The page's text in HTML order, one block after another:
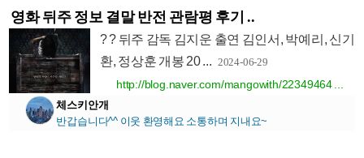
영화 뒤주 정보 결말 반전 관람평 후기 ..
? ? 뒤주 감독 김지운 출연 김인서, 박예리, 신기
환, 정상훈 개봉 20 ... 2024-06-29
http://blog.naver.com/mangowith/22349464 ...
체스키안개
반갑습니다^^ 이웃 환영해요 소통하며 지내요~